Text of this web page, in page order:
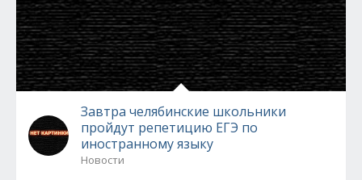
Завтра челябинские школьники
пройдут репетицию ЕГЭ по
иностранному языку
Новости